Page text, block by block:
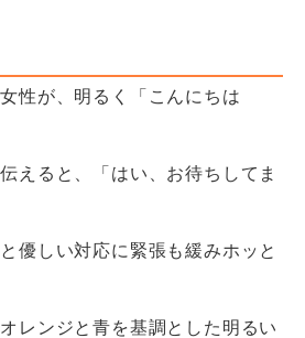
性が、明るく「こんにちは
えると、「はい、お待ちしてま
優しい対応に緊張も緩みホッと
レンジと青を基調とした明るい